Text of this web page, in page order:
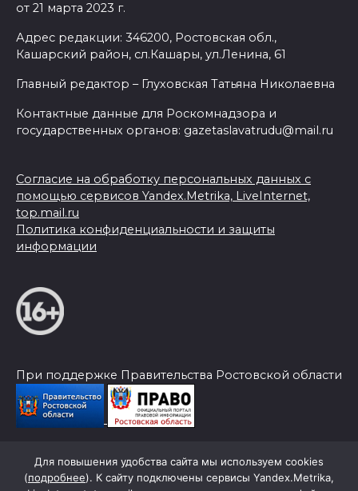
от 21 марта 2023 г.
Адрес редакции: 346200, Ростовская обл.,
Кашарский район, сл.Кашары, ул.Ленина, 61
Главный редактор – Глуховская Татьяна Николаевна
Контактные данные для Роскомнадзора и
государственных органов: gazetaslavatrudu@mail.ru
Согласие на обработку персональных данных с
помощью сервисов Yandex.Metrika, LiveInternet,
top.mail.ru
Политика конфиденциальности и защиты
информации
При поддержке Правительства Ростовской области
© 2026 Слава Труду
Для повышения удобства сайта мы используем cookies
(подробнее). К сайту подключены сервисы Yandex.Metrika,